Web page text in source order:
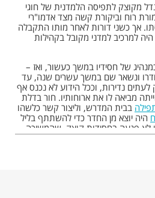
מקוצק לתפיסה הלמדנית של חוגי
רוח וביקורת קשה מצד אדמו"רי
אך כשני דורות לאחר מותו התקבלה
למרכיב למדני מקובל בקהילות
של חסידיו במשך כעשור, ואז –
ונשאר שם במשך עשרים שנה, עד
נדירות, וככל הידוע לא נכנס אף
מביאה לו את ארוחותיו. חור בדלת
בבית המדרש, וליצור קשר כלשהו
היה יוצא מן החדר כדי להשתתף בליל
לא פגעה בחסידות קוצק, שהמשיכה
של כמה מנכבדי החבורה, ובראשם מי
כמנהגי החסידות בקוצק.